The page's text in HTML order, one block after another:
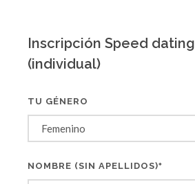
Inscripción Speed dating
(individual)
TU GÉNERO
NOMBRE (SIN APELLIDOS)*